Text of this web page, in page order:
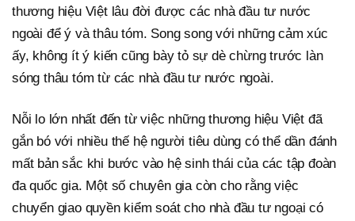
thương hiệu Việt lâu đời được các nhà đầu tư nước
ngoài để ý và thâu tóm. Song song với những cảm xúc
ấy, không ít ý kiến cũng bày tỏ sự dè chừng trước làn
sóng thâu tóm từ các nhà đầu tư nước ngoài.
Nỗi lo lớn nhất đến từ việc những thương hiệu Việt đã
gắn bó với nhiều thế hệ người tiêu dùng có thể dần đánh
mất bản sắc khi bước vào hệ sinh thái của các tập đoàn
đa quốc gia. Một số chuyên gia còn cho rằng việc
chuyển giao quyền kiểm soát cho nhà đầu tư ngoại có